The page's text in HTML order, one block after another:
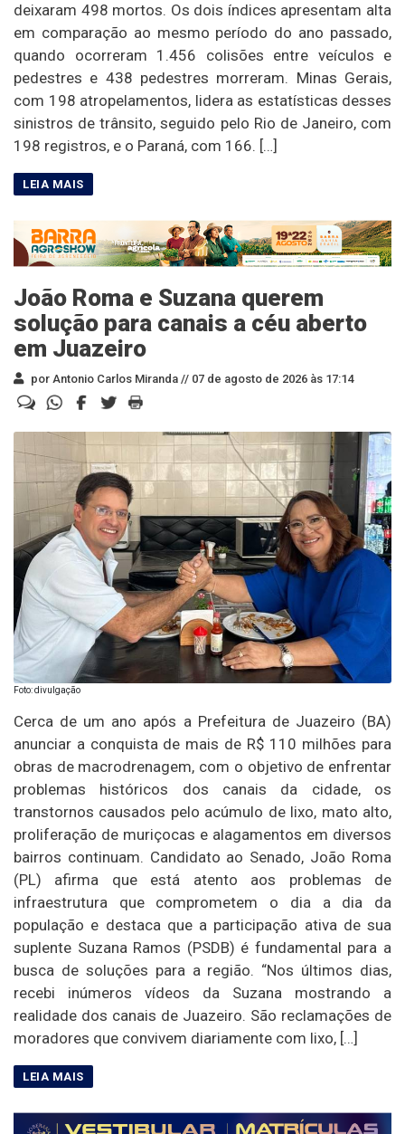
deixaram 498 mortos. Os dois índices apresentam alta
em comparação ao mesmo período do ano passado,
quando ocorreram 1.456 colisões entre veículos e
pedestres e 438 pedestres morreram. Minas Gerais,
com 198 atropelamentos, lidera as estatísticas desses
sinistros de trânsito, seguido pelo Rio de Janeiro, com
198 registros, e o Paraná, com 166. […]
João Roma e Suzana querem
solução para canais a céu aberto
em Juazeiro
por Antonio Carlos Miranda // 07 de agosto de 2026 às 17:14
Foto: divulgação
Cerca de um ano após a Prefeitura de Juazeiro (BA)
anunciar a conquista de mais de R$ 110 milhões para
obras de macrodrenagem, com o objetivo de enfrentar
problemas históricos dos canais da cidade, os
transtornos causados pelo acúmulo de lixo, mato alto,
proliferação de muriçocas e alagamentos em diversos
bairros continuam. Candidato ao Senado, João Roma
(PL) afirma que está atento aos problemas de
infraestrutura que comprometem o dia a dia da
população e destaca que a participação ativa de sua
suplente Suzana Ramos (PSDB) é fundamental para a
busca de soluções para a região. “Nos últimos dias,
recebi inúmeros vídeos da Suzana mostrando a
realidade dos canais de Juazeiro. São reclamações de
moradores que convivem diariamente com lixo, […]